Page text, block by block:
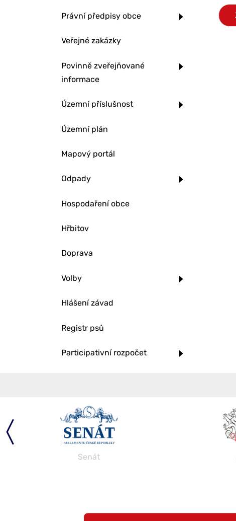
Právní předpisy obce
Veřejné zakázky
Povinně zveřejňované
informace
Územní příslušnost
Územní plán
Mapový portál
Odpady
Hospodaření obce
Hřbitov
Doprava
Volby
Hlášení závad
Registr psů
Participativní rozpočet
Senát